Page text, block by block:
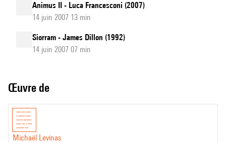
Animus II - Luca Francesconi (2007)
14 juin 2007 13 min
Siorram - James Dillon (1992)
14 juin 2007 07 min
Œuvre de
Michaël Levinas